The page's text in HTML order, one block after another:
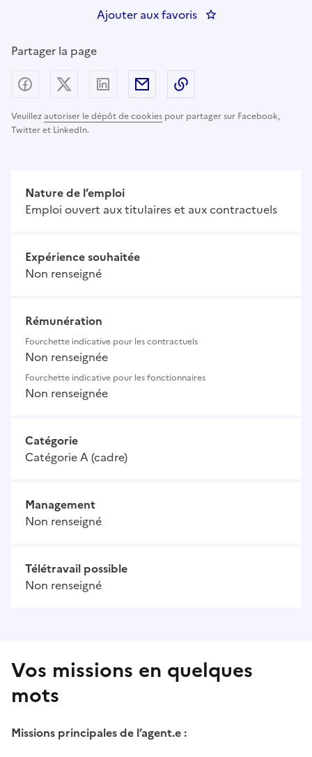
Ajouter aux favoris : Assistant
Partager la page
Veuillezautoriser le dépôt de cookies pour partager sur Facebook,
Twitter et LinkedIn.
Partager sur Facebook
Partager sur X (anciennement Twitter) -
Partager sur LinkedIn
Partager par email
Nature de l’emploi
Emploi ouvert aux titulaires et aux contractuels
Expérience souhaitée
Non renseigné
Rémunération
Fourchette indicative pour les contractuels
Non renseignée
Fourchette indicative pour les fonctionnaires
Non renseignée
Catégorie
Catégorie A (cadre)
Management
Non renseigné
Télétravail possible
Non renseigné
Vos missions en quelques
mots
Missions principales de l’agent.e :